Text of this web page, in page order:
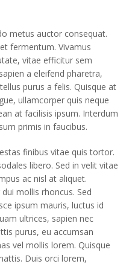
metus auctor consequat.
fermentum. Vivamus
vitae efficitur sem
a eleifend pharetra,
purus a felis. Quisque at
ullamcorper quis neque
at facilisis ipsum. Interdum
primis in faucibus.
finibus vitae quis tortor.
libero. Sed in velit vitae
ac nisl at aliquet.
mollis rhoncus. Sed
ipsum mauris, luctus id
ultrices, sapien nec
purus, eu accumsan
vel mollis lorem. Quisque
Duis orci lorem,